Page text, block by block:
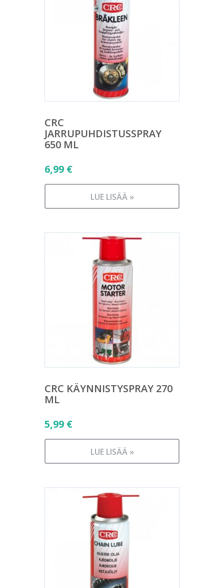
CRC
JARRUPUHDISTUSSPRAY
650 ML
6,99 €
LUE LISÄÄ »
CRC KÄYNNISTYSPRAY 270
ML
5,99 €
LUE LISÄÄ »